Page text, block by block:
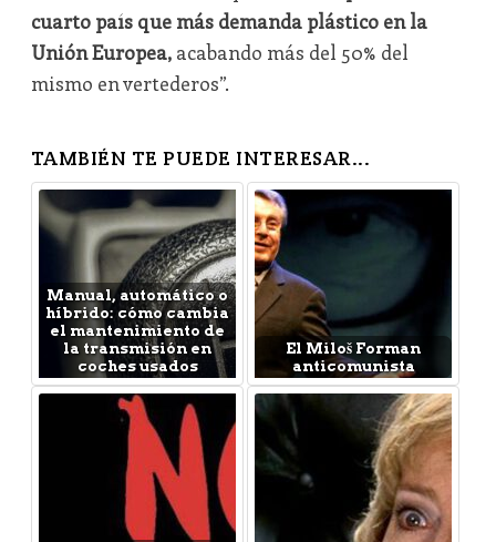
cuarto país que más demanda plástico en la
Unión Europea,acabando más del 50% del
mismo en vertederos”.
TAMBIÉN TE PUEDE INTERESAR...
Manual, automático o
híbrido: cómo cambia
el mantenimiento de
la transmisión en
coches usados
El Miloš Forman
anticomunista